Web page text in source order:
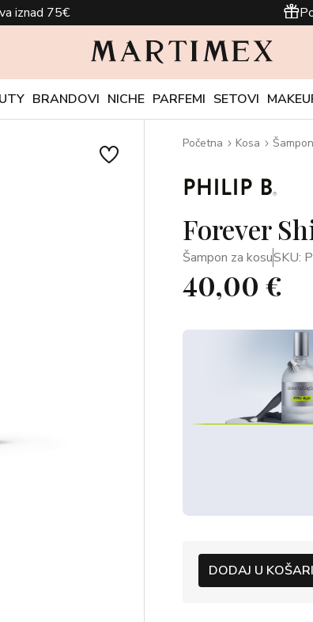
iznad 75€
BRANDOVI NICHE PARFEMI SETOVI
Početna Kosa
Forever
Šampon za kosuSKU:
40,00 €
DODAJ U